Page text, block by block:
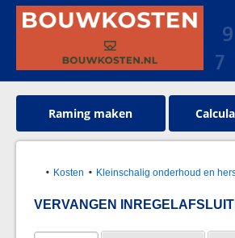
Raming maken
Kosten Kleinschalig onderhoud en
VERVANGEN